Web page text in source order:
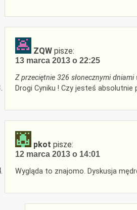
ZQW pisze:
13 marca 2013 o 22:25
Z przeciętnie 326 słonecznymi
Drogi Cyniku ! Czy jesteś absolutnie
pkot pisze:
12 marca 2013 o 14:01
Wygląda to znajomo. Dyskusja